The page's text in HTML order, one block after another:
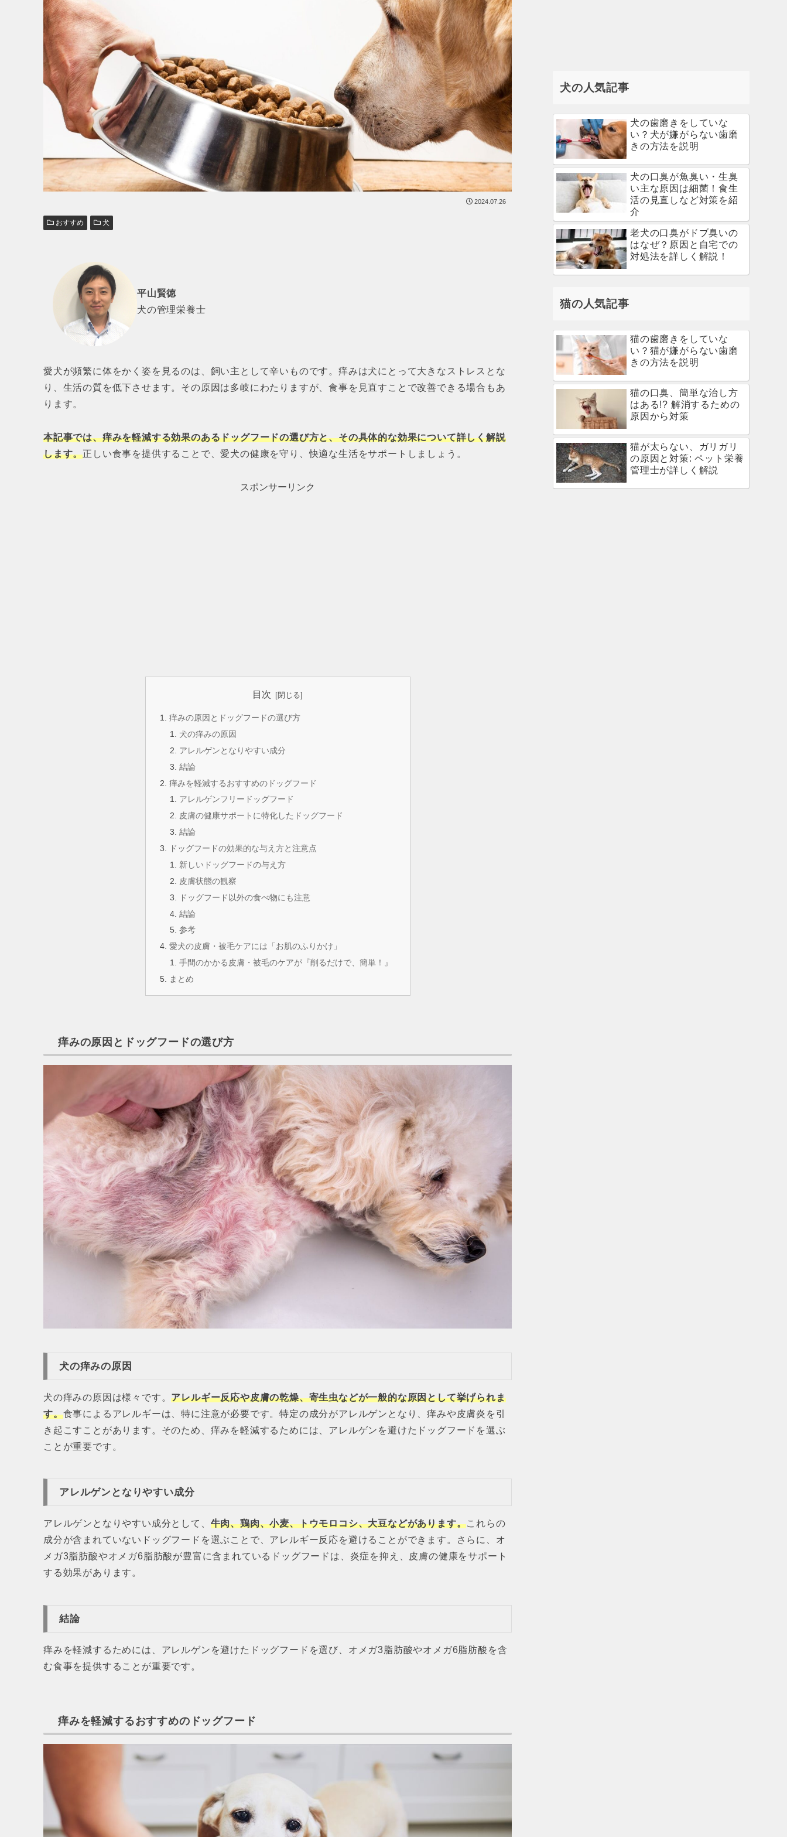
2024.07.26
おすすめ 犬
平山賢徳
犬の管理栄養士
愛犬が頻繁に体をかく姿を見るのは、飼い主として辛いものです。痒みは犬にとって大きなストレスとな
り、生活の質を低下させます。その原因は多岐にわたりますが、食事を見直すことで改善できる場合もあ
ります。
本記事では、痒みを軽減する効果のあるドッグフードの選び方と、その具体的な効果について詳しく解説
します。正しい食事を提供することで、愛犬の健康を守り、快適な生活をサポートしましょう。
スポンサーリンク
目次
痒みの原因とドッグフードの選び方
犬の痒みの原因
アレルゲンとなりやすい成分
結論
痒みを軽減するおすすめのドッグフード
アレルゲンフリードッグフード
皮膚の健康サポートに特化したドッグフード
結論
ドッグフードの効果的な与え方と注意点
新しいドッグフードの与え方
皮膚状態の観察
ドッグフード以外の食べ物にも注意
結論
参考
愛犬の皮膚・被毛ケアには「お肌のふりかけ」
手間のかかる皮膚・被毛のケアが『削るだけで、簡単！』
まとめ
痒みの原因とドッグフードの選び方
犬の痒みの原因
犬の痒みの原因は様々です。アレルギー反応や皮膚の乾燥、寄生虫などが一般的な原因として挙げられま
す。食事によるアレルギーは、特に注意が必要です。特定の成分がアレルゲンとなり、痒みや皮膚炎を引
き起こすことがあります。そのため、痒みを軽減するためには、アレルゲンを避けたドッグフードを選ぶ
ことが重要です。
アレルゲンとなりやすい成分
アレルゲンとなりやすい成分として、 牛肉、鶏肉、小麦、トウモロコシ、大豆などがあります。これらの
成分が含まれていないドッグフードを選ぶことで、アレルギー反応を避けることができます。さらに、オ
メガ3脂肪酸やオメガ6脂肪酸が豊富に含まれているドッグフードは、炎症を抑え、皮膚の健康をサポート
する効果があります。
結論
痒みを軽減するためには、アレルゲンを避けたドッグフードを選び、オメガ3脂肪酸やオメガ6脂肪酸を含
む食事を提供することが重要です。
痒みを軽減するおすすめのドッグフード
犬の人気記事
犬の歯磨きをしていな
い？犬が嫌がらない歯磨
きの方法を説明
犬の口臭が魚臭い・生臭
い主な原因は細菌！食生
活の見直しなど対策を紹
介
老犬の口臭がドブ臭いの
はなぜ？原因と自宅での
対処法を詳しく解説！
猫の人気記事
猫の歯磨きをしていな
い？猫が嫌がらない歯磨
きの方法を説明
猫の口臭、簡単な治し方
はある!? 解消するための
原因から対策
猫が太らない、ガリガリ
の原因と対策: ペット栄養
管理士が詳しく解説